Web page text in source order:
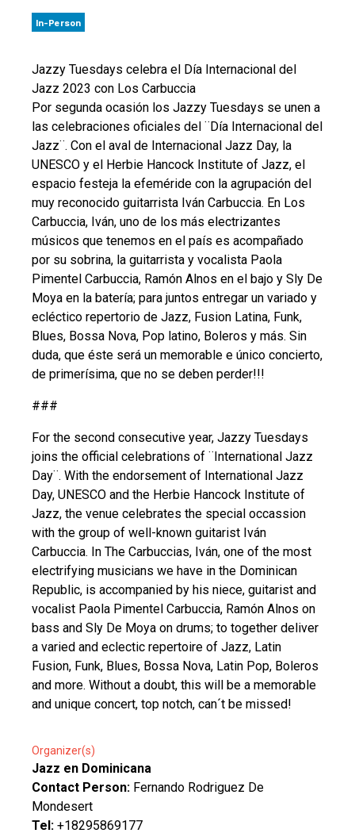
In-Person
Jazzy Tuesdays celebra el Día Internacional del
Jazz 2023 con Los Carbuccia
Por segunda ocasión los Jazzy Tuesdays se unen a
las celebraciones oficiales del ¨Día Internacional del
Jazz¨. Con el aval de Internacional Jazz Day, la
UNESCO y el Herbie Hancock Institute of Jazz, el
espacio festeja la efeméride con la agrupación del
muy reconocido guitarrista Iván Carbuccia. En Los
Carbuccia, Iván, uno de los más electrizantes
músicos que tenemos en el país es acompañado
por su sobrina, la guitarrista y vocalista Paola
Pimentel Carbuccia, Ramón Alnos en el bajo y Sly De
Moya en la batería; para juntos entregar un variado y
ecléctico repertorio de Jazz, Fusion Latina, Funk,
Blues, Bossa Nova, Pop latino, Boleros y más. Sin
duda, que éste será un memorable e único concierto,
de primerísima, que no se deben perder!!!
###
For the second consecutive year, Jazzy Tuesdays
joins the official celebrations of ¨International Jazz
Day¨. With the endorsement of International Jazz
Day, UNESCO and the Herbie Hancock Institute of
Jazz, the venue celebrates the special occassion
with the group of well-known guitarist Iván
Carbuccia. In The Carbuccias, Iván, one of the most
electrifying musicians we have in the Dominican
Republic, is accompanied by his niece, guitarist and
vocalist Paola Pimentel Carbuccia, Ramón Alnos on
bass and Sly De Moya on drums; to together deliver
a varied and eclectic repertoire of Jazz, Latin
Fusion, Funk, Blues, Bossa Nova, Latin Pop, Boleros
and more. Without a doubt, this will be a memorable
and unique concert, top notch, can´t be missed!
Organizer(s)
Jazz en Dominicana
Contact Person: Fernando Rodriguez De
Mondesert
Tel: +18295869177